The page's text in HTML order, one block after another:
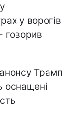
у ворогів
говорив
анонсу Трамп
оснащені